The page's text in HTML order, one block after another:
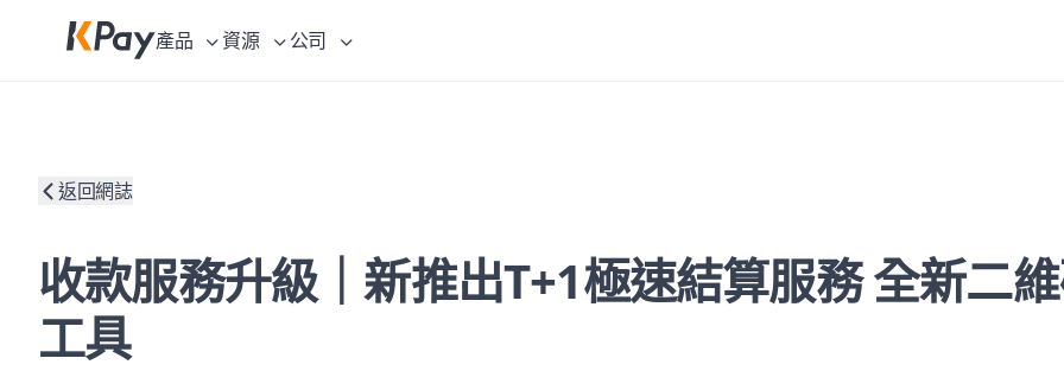
產品 資源 公司
返回網誌
收款服務升級｜新推出T+1極速結算服務 全新二
工具